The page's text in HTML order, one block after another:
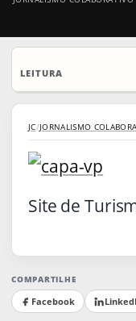
LEITURA
JC/JORNALISMO
Site de
COMPARTILHE
Facebook